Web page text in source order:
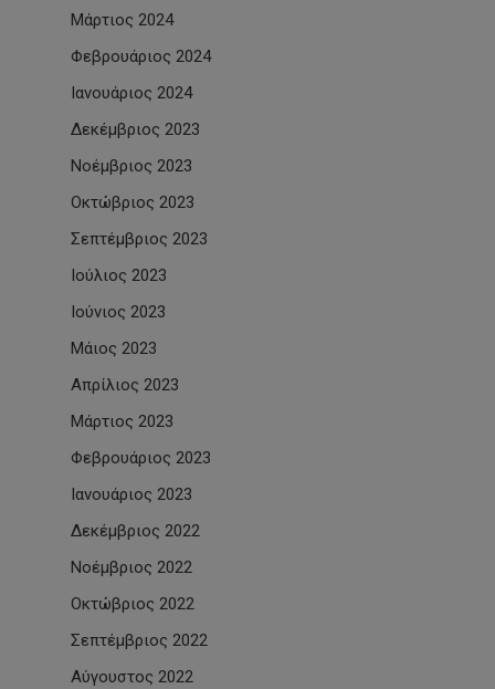
Μάρτιος 2024
Φεβρουάριος 2024
Ιανουάριος 2024
Δεκέμβριος 2023
Νοέμβριος 2023
Οκτώβριος 2023
Σεπτέμβριος 2023
Ιούλιος 2023
Ιούνιος 2023
Μάιος 2023
Απρίλιος 2023
Μάρτιος 2023
Φεβρουάριος 2023
Ιανουάριος 2023
Δεκέμβριος 2022
Νοέμβριος 2022
Οκτώβριος 2022
Σεπτέμβριος 2022
Αύγουστος 2022